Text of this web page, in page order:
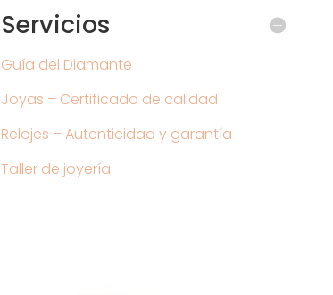
Servicios
Guía del Diamante
Joyas – Certificado de calidad
Relojes – Autenticidad y garantía
Taller de joyería